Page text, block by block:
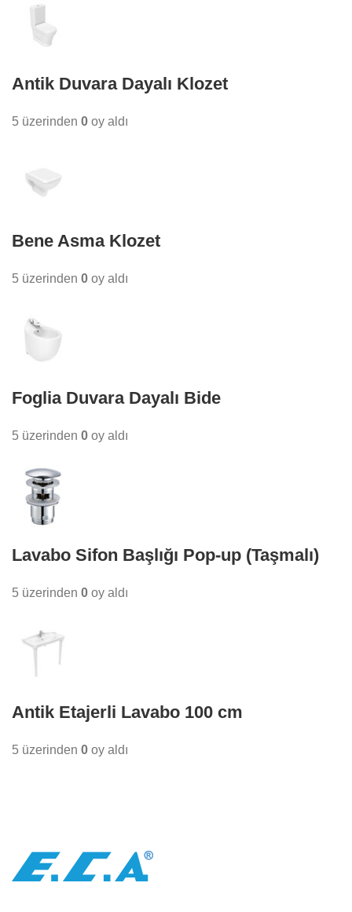
Antik Duvara Dayalı Klozet
5 üzerinden 0 oy aldı
Bene Asma Klozet
5 üzerinden 0 oy aldı
Foglia Duvara Dayalı Bide
5 üzerinden 0 oy aldı
Lavabo Sifon Başlığı Pop-up (Taşmalı)
5 üzerinden 0 oy aldı
Antik Etajerli Lavabo 100 cm
5 üzerinden 0 oy aldı